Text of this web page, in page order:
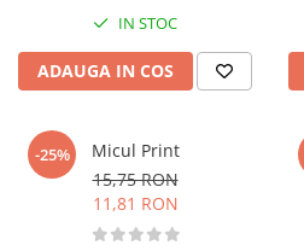
Literatura si fictiune
Povesti si povestiri
Atlase
Atlase, dictionare si enciclopedii
Dictionare de limba romana
Dictionare tematice
IN STOC
ADAUGA IN COS
-25%
Micul Print
15,75 RON
11,81 RON